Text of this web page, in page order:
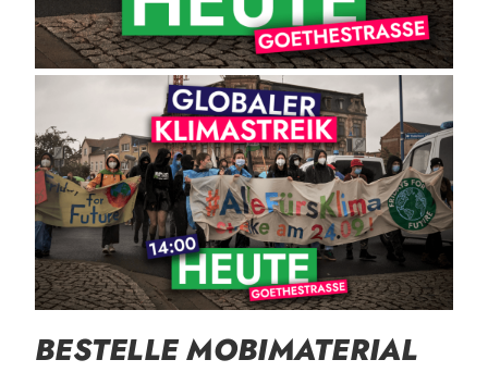
BESTELLE MOBIMATERIAL